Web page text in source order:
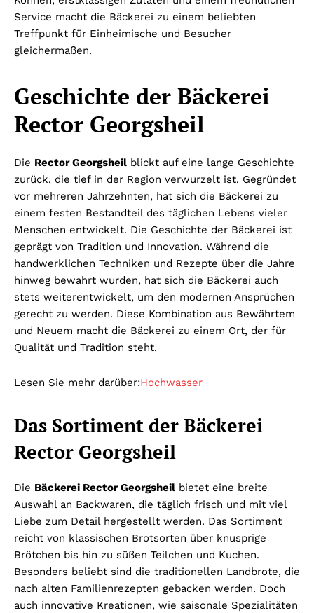
Service macht die Bäckerei zu einem beliebten
Treffpunkt für Einheimische und Besucher
gleichermaßen.
Geschichte der Bäckerei
Rector Georgsheil
Die Rector Georgsheil blickt auf eine lange Geschichte
zurück, die tief in der Region verwurzelt ist. Gegründet
vor mehreren Jahrzehnten, hat sich die Bäckerei zu
einem festen Bestandteil des täglichen Lebens vieler
Menschen entwickelt. Die Geschichte der Bäckerei ist
geprägt von Tradition und Innovation. Während die
handwerklichen Techniken und Rezepte über die Jahre
hinweg bewahrt wurden, hat sich die Bäckerei auch
stets weiterentwickelt, um den modernen Ansprüchen
gerecht zu werden. Diese Kombination aus Bewährtem
und Neuem macht die Bäckerei zu einem Ort, der für
Qualität und Tradition steht.
Lesen Sie mehr darüber:Hochwasser
Das Sortiment der Bäckerei
Rector Georgsheil
Die Bäckerei Rector Georgsheil bietet eine breite
Auswahl an Backwaren, die täglich frisch und mit viel
Liebe zum Detail hergestellt werden. Das Sortiment
reicht von klassischen Brotsorten über knusprige
Brötchen bis hin zu süßen Teilchen und Kuchen.
Besonders beliebt sind die traditionellen Landbrote, die
nach alten Familienrezepten gebacken werden. Doch
auch innovative Kreationen, wie saisonale Spezialitäten